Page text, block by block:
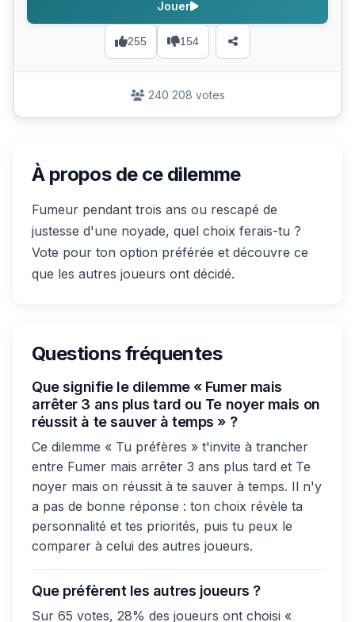
255 154
Jouer
240 208 votes
À propos de ce dilemme
Fumeur pendant trois ans ou rescapé de
justesse d'une noyade, quel choix ferais-tu ?
Vote pour ton option préférée et découvre ce
que les autres joueurs ont décidé.
Questions fréquentes
Que signifie le dilemme « Fumer mais
arrêter 3 ans plus tard ou Te noyer mais on
réussit à te sauver à temps » ?
Ce dilemme « Tu préfères » t'invite à trancher
entre Fumer mais arrêter 3 ans plus tard et Te
noyer mais on réussit à te sauver à temps. Il n'y
a pas de bonne réponse : ton choix révèle ta
personnalité et tes priorités, puis tu peux le
comparer à celui des autres joueurs.
Que préfèrent les autres joueurs ?
Sur 65 votes, 28% des joueurs ont choisi «